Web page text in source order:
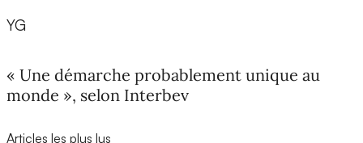
YG
« Une démarche probablement unique au
monde », selon Interbev
Articles les plus lus